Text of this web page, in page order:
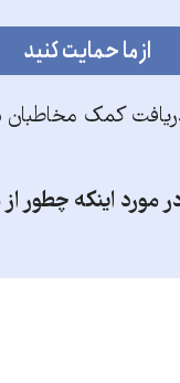
کمک مخاطبان
مورد اینکه چطور